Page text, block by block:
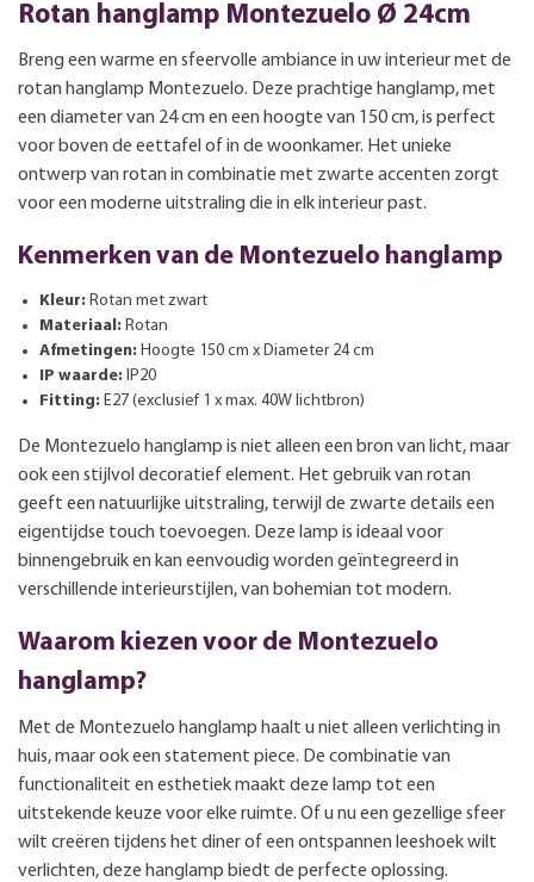
Rotan hanglamp Montezuelo Ø 24cm
Breng een warme en sfeervolle ambiance in uw interieur met de
rotan hanglamp Montezuelo. Deze prachtige hanglamp, met
een diameter van 24 cm en een hoogte van 150 cm, is perfect
voor boven de eettafel of in de woonkamer. Het unieke
ontwerp van rotan in combinatie met zwarte accenten zorgt
voor een moderne uitstraling die in elk interieur past.
Kenmerken van de Montezuelo hanglamp
Kleur: Rotan met zwart
Materiaal: Rotan
Afmetingen: Hoogte 150 cm x Diameter 24 cm
IP waarde: IP20
Fitting: E27 (exclusief 1 x max. 40W lichtbron)
De Montezuelo hanglamp is niet alleen een bron van licht, maar
ook een stijlvol decoratief element. Het gebruik van rotan
geeft een natuurlijke uitstraling, terwijl de zwarte details een
eigentijdse touch toevoegen. Deze lamp is ideaal voor
binnengebruik en kan eenvoudig worden geïntegreerd in
verschillende interieurstijlen, van bohemian tot modern.
Waarom kiezen voor de Montezuelo
hanglamp?
Met de Montezuelo hanglamp haalt u niet alleen verlichting in
huis, maar ook een statement piece. De combinatie van
functionaliteit en esthetiek maakt deze lamp tot een
uitstekende keuze voor elke ruimte. Of u nu een gezellige sfeer
wilt creëren tijdens het diner of een ontspannen leeshoek wilt
verlichten, deze hanglamp biedt de perfecte oplossing.